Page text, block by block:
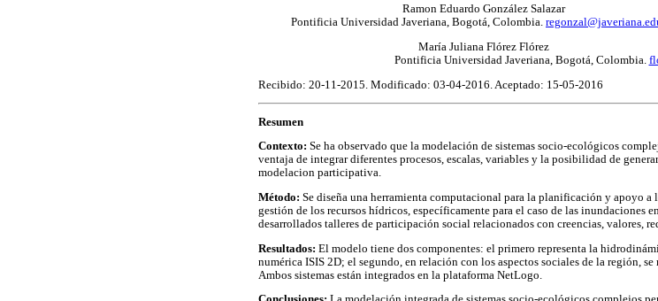
Ramon Eduardo González Salazar
Pontificia Universidad Javeriana, Bogotá, Colombia.
María Juliana Flórez Flórez
Pontificia Universidad Javeriana, Bogotá, Colombia.
Recibido: 20-11-2015. Modificado: 03-04-2016. Aceptado: 15-05-2016
Resumen
Contexto: Se ha observado que la modelación de sistemas socio-ecológicos
ventaja de integrar diferentes procesos, escalas, variables y la posibilidad de
modelacion participativa.
Método: Se diseña una herramienta computacional para la planificación y apoyo a
gestión de los recursos hídricos, específicamente para el caso de las inundaciones
desarrollados talleres de participación social relacionados con creencias, valores,
Resultados: El modelo tiene dos componentes: el primero representa la
numérica ISIS 2D; el segundo, en relación con los aspectos sociales de la región, se
Ambos sistemas están integrados en la plataforma NetLogo.